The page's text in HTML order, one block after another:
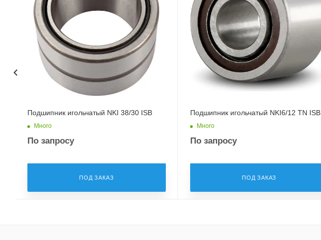
Подшипник игольчатый NKI 38/30 ISB
Много
По запросу
ПОД ЗАКАЗ
Подшипник игольчатый NKI6/12 TN ISB
Много
По запросу
ПОД ЗАКАЗ